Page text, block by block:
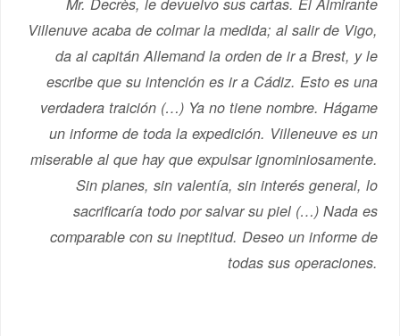
Mr. Decrès, le devuelvo sus cartas. El Almirante
Villenuve acaba de colmar la medida; al salir de Vigo,
da al capitán Allemand la orden de ir a Brest, y le
escribe que su intención es ir a Cádiz. Esto es una
verdadera traición (…) Ya no tiene nombre. Hágame
un informe de toda la expedición. Villeneuve es un
miserable al que hay que expulsar ignominiosamente.
Sin planes, sin valentía, sin interés general, lo
sacrificaría todo por salvar su piel (…) Nada es
comparable con su ineptitud. Deseo un informe de
todas sus operaciones.